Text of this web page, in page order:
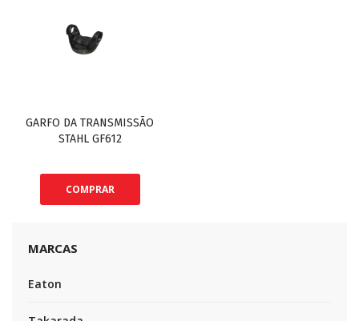
GARFO DA TRANSMISSÃO
STAHL GF612
COMPRAR
MARCAS
Eaton